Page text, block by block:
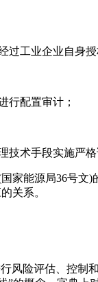
过工业企业自身
行配置审计；
技术手段实施严格
能源局36号文
关系。
险评估、控制